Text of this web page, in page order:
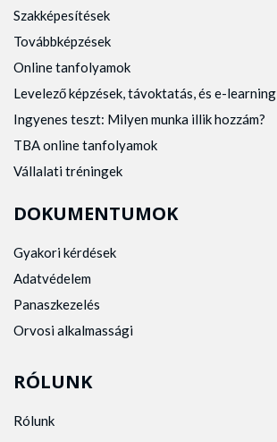
Szakképesítések
Továbbképzések
Online tanfolyamok
Levelező képzések, távoktatás, és e-learning
Ingyenes teszt: Milyen munka illik hozzám?
TBA online tanfolyamok
Vállalati tréningek
DOKUMENTUMOK
Gyakori kérdések
Adatvédelem
Panaszkezelés
Orvosi alkalmassági
RÓLUNK
Rólunk